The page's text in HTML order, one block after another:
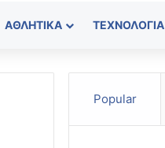
ΑΘΛΗΤΙΚΆ ΤΕΧΝΟΛΟΓΊΑ
Popular